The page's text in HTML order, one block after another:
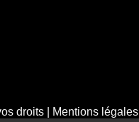
droits Mentions légales